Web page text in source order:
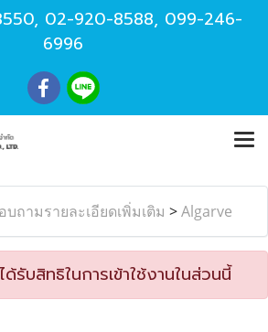
, 02-920-8588, 099-246-
6996
บถามรายละเอียดเพิ่มเติม >Algarve
รับสิทธิในการเข้าใช้งานในส่วนนี้